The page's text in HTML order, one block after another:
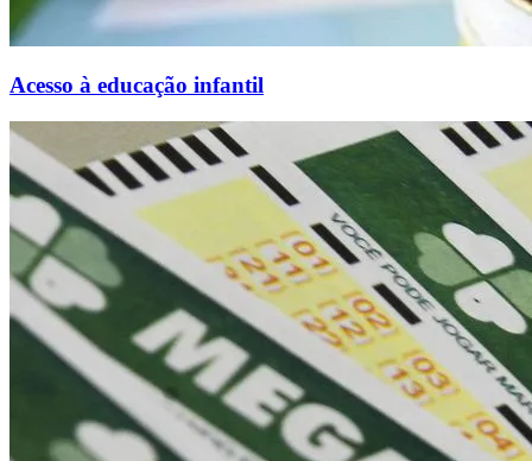
Acesso à educação infantil